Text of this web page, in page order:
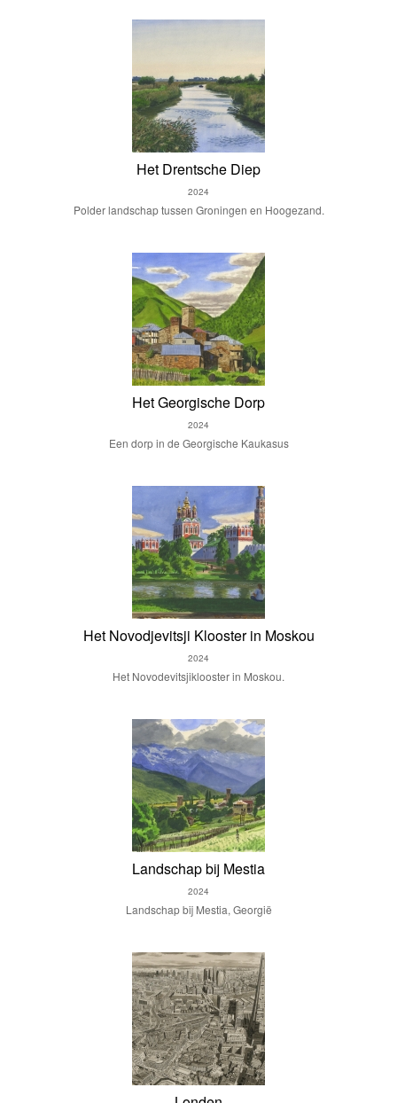
Het Drentsche Diep
2024
Polder landschap tussen Groningen en Hoogezand.
Het Georgische Dorp
2024
Een dorp in de Georgische Kaukasus
Het Novodjevitsji Klooster in Moskou
2024
Het Novodevitsjiklooster in Moskou.
Landschap bij Mestia
2024
Landschap bij Mestia, Georgië